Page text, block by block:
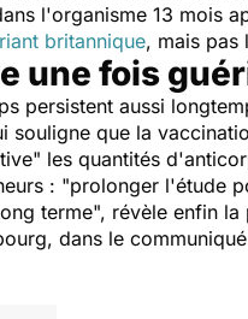
l'organisme 13 mois
britannique, mais pas
une fois
persistent aussi
souligne que la
" les quantités
: "prolonger l'étude
terme", révèle enfin
dans le